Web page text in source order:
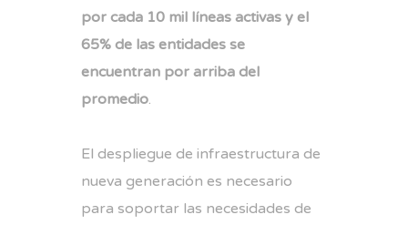
por cada 10 mil líneas activas y el
65% de las entidades se
encuentran por arriba del
promedio.
El despliegue de infraestructura de
nueva generación es necesario
para soportar las necesidades de